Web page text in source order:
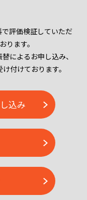
評価検証していただ
ります。
によるお申し込み、
付けております。
込み